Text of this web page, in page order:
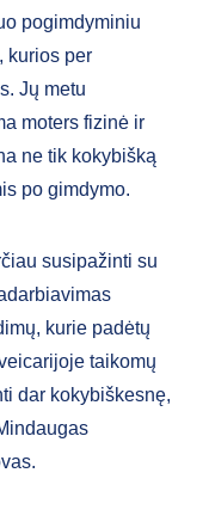
pogimdyminiu
kurios per
Jų metu
moters fizinė ir
ne tik kokybišką
po gimdymo.
susipažinti su
kurie padėtų
taikomų
dar kokybiškesnę,